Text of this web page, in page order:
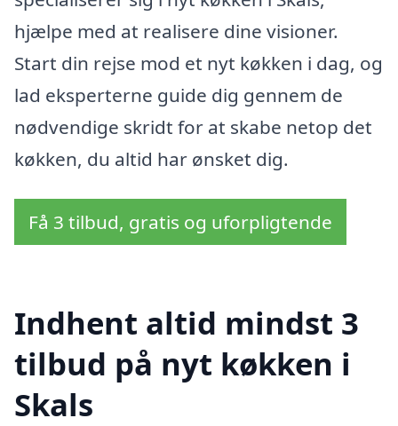
hjælpe med at realisere dine visioner.
Start din rejse mod et nyt køkken i dag, og
lad eksperterne guide dig gennem de
nødvendige skridt for at skabe netop det
køkken, du altid har ønsket dig.
Få 3 tilbud, gratis og uforpligtende
Indhent altid mindst 3
tilbud på nyt køkken i
Skals